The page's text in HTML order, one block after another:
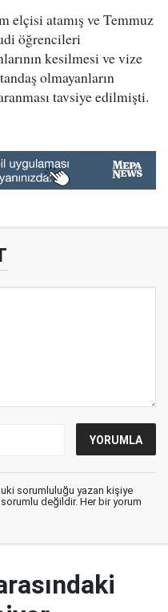
elçisi atamış ve Temmuz
öğrencileri
kesilmesi ve vize
olmayanların
tavsiye edilmişti.
sorumluluğu yazan kişiye
değildir. Her bir yorum